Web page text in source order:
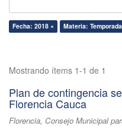
Fecha: 2018 × Materia:
Mostrando ítems 1-1 de 1
Plan de contingencia
Florencia Cauca
Florencia, Consejo Municipal